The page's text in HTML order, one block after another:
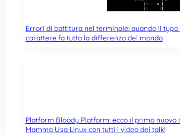
Errori di battitura nel terminale: quando il typo
carattere fa tutta la differenza del mondo
Platform Bloody Platform: ecco il primo nuovo
Mamma Usa Linux con tutti i video dei talk!